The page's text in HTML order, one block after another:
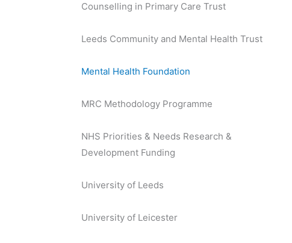
Counselling in Primary Care Trust
Leeds Community and Mental Health Trust
Mental Health Foundation
MRC Methodology Programme
NHS Priorities & Needs Research &
Development Funding
University of Leeds
University of Leicester